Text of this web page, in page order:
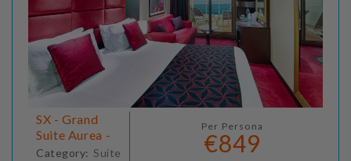
SX - Grand
Suite Aurea -
Category: Suite
Per Persona
€849